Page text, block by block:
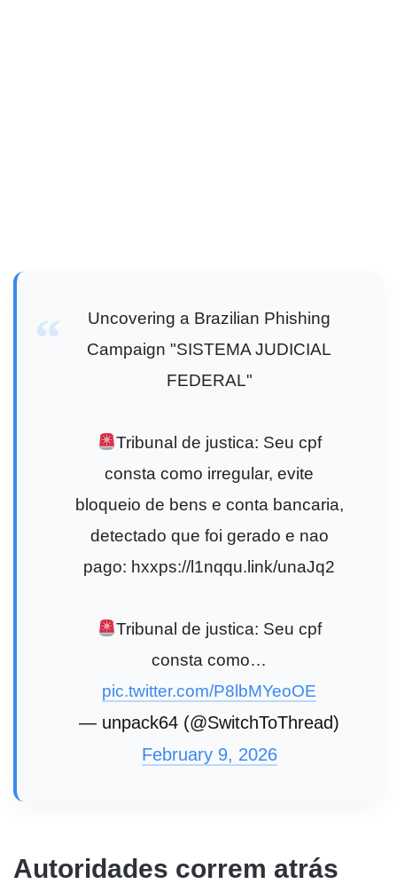
Uncovering a Brazilian Phishing
Campaign "SISTEMA JUDICIAL
FEDERAL"
Tribunal de justica: Seu cpf
consta como irregular, evite
bloqueio de bens e conta bancaria,
detectado que foi gerado e nao
pago: hxxps://l1nqqu.link/unaJq2
Tribunal de justica: Seu cpf
consta como…
pic.twitter.com/P8lbMYeoOE
— unpack64 (@SwitchToThread)
February 9, 2026
Autoridades correm atrás